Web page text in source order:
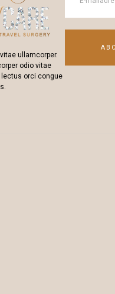
ullamcorper.
odio vitae
orci congue